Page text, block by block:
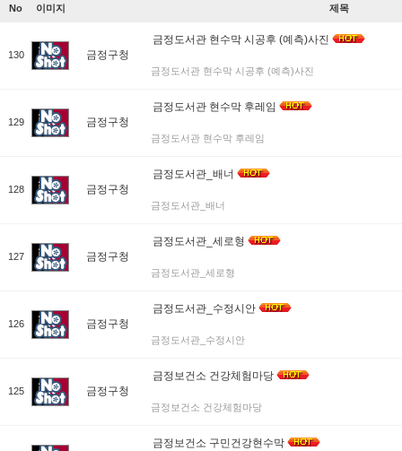
No 이미지 제목
130 금정구청
금정도서관 현수막 시공후 (예측)사진
금정도서관 현수막 시공후 (예측)사진
129 금정구청
금정도서관 현수막 후레임
금정도서관 현수막 후레임
128 금정구청
금정도서관_배너
금정도서관_배너
127 금정구청
금정도서관_세로형
금정도서관_세로형
126 금정구청
금정도서관_수정시안
금정도서관_수정시안
125 금정구청
금정보건소 건강체험마당
금정보건소 건강체험마당
금정보건소 구민건강현수막